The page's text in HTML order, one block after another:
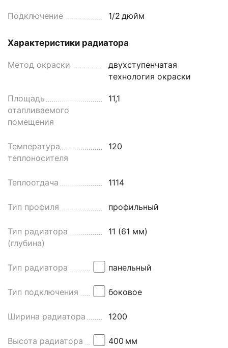
Подключение 1/2 дюйм
Характеристики радиатора
Метод окраски
двухступенчатая
технология окраски
Площадь
отапливаемого
помещения
11,1
Температура
теплоносителя
120
Теплоотдача 1114
Тип профиля профильный
Тип радиатора
(глубина)
11 (61 мм)
Тип радиатора панельный
Тип подключения боковое
Ширина радиатора 1200
Высота радиатора 400 мм